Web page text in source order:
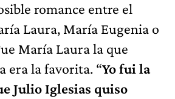
romance entre el
Laura, María Eugenia o
María Laura la que
era la favorita. “Yo fui la
Julio Iglesias quiso